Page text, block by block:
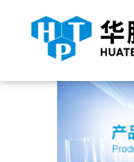
当前位置：